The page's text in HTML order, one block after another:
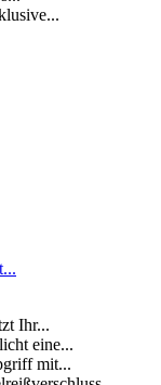
Ihr...
eine...
mit...